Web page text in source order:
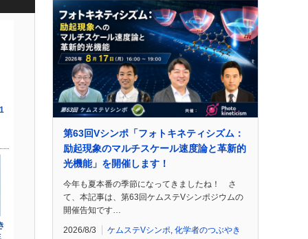
第63回Vシンポ「フォトキネティシズム：
励起現象のマルチスケール速度論と革新的
光機能」を開催します！
今年も夏本番の季節になってきましたね！ さ
て、本記事は、第63回ケムステVシンポジウムの
開催告知です…
2026/8/3 ケムステVシンポ, 化学者のつぶやき